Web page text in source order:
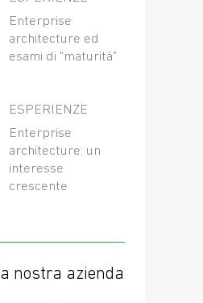
Enterprise
architecture ed
esami di “maturità”
ESPERIENZE
Enterprise
architecture: un
interesse
crescente
nostra azienda